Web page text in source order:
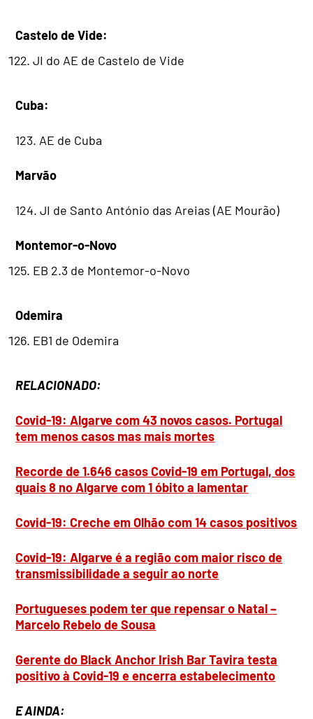
Castelo de Vide:
JI do AE de Castelo de Vide
Cuba:
123. AE de Cuba
Marvão
124. JI de Santo António das Areias (AE Mourão)
Montemor-o-Novo
EB 2.3 de Montemor-o-Novo
Odemira
EB1 de Odemira
RELACIONADO:
Covid-19: Algarve com 43 novos casos. Portugal
tem menos casos mas mais mortes
Recorde de 1.646 casos Covid-19 em Portugal, dos
quais 8 no Algarve com 1 óbito a lamentar
Covid-19: Creche em Olhão com 14 casos positivos
Covid-19: Algarve é a região com maior risco de
transmissibilidade a seguir ao norte
Portugueses podem ter que repensar o Natal –
Marcelo Rebelo de Sousa
Gerente do Black Anchor Irish Bar Tavira testa
positivo à Covid-19 e encerra estabelecimento
E AINDA: